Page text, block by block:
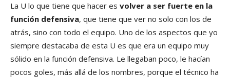
La U lo que tiene que hacer es volver a ser fuerte en la
función defensiva, que tiene que ver no solo con los de
atrás, sino con todo el equipo. Uno de los aspectos que yo
siempre destacaba de esta U es que era un equipo muy
sólido en la función defensiva. Le llegaban poco, le hacían
pocos goles, más allá de los nombres, porque el técnico ha